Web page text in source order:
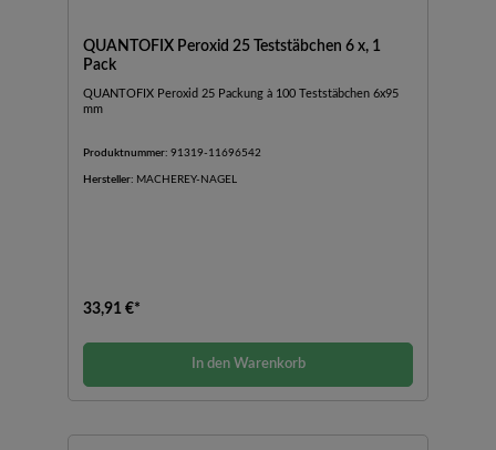
QUANTOFIX Peroxid 25 Teststäbchen 6 x, 1
Pack
QUANTOFIX Peroxid 25 Packung à 100 Teststäbchen 6x95
mm
Produktnummer: 91319-11696542
Hersteller: MACHEREY-NAGEL
33,91 €*
In den Warenkorb